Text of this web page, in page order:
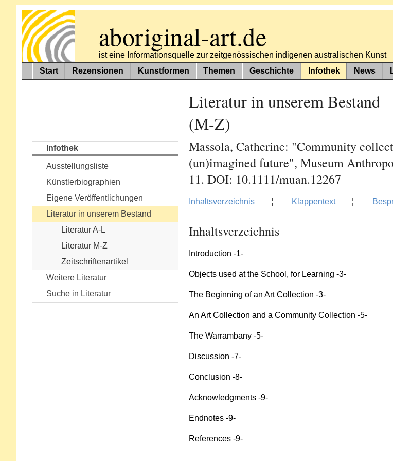
aboriginal-art.de
ist eine Informationsquelle zur zeitgenössischen indigenen australischen Kunst
Start
Rezensionen Kunstformen Themen Geschichte Infothek News
Infothek
Ausstellungsliste
Künstlerbiographien
Eigene Veröffentlichungen
Literatur in unserem Bestand
Literatur A-L
Literatur M-Z
Zeitschriftenartikel
Weitere Literatur
Suche in Literatur
Literatur in unserem Bestand
(M-Z)
Massola, Catherine: "Community
(un)imagined future", Museum
11. DOI: 10.1111/muan.12267
Inhaltsverzeichnis¦ Klappentext¦
Inhaltsverzeichnis
Introduction -1-
Objects used at the School, for Learning -3-
The Beginning of an Art Collection -3-
An Art Collection and a Community Collection -5-
The Warrambany -5-
Discussion -7-
Conclusion -8-
Acknowledgments -9-
Endnotes -9-
References -9-